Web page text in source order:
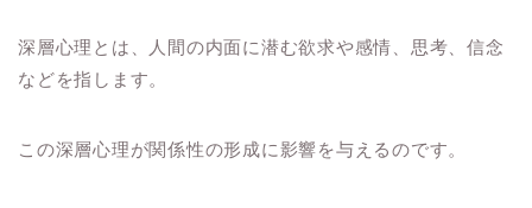
深層心理とは、人間の内面に潜む欲求や感情、思考、信念
などを指します。
この深層心理が関係性の形成に影響を与えるのです。